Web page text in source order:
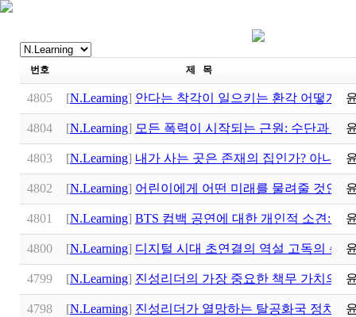
번호 제 목
4805 [N.Learning] 안다는 착각이 일으키는 환각 어떻게
4804 [N.Learning] 모든 폭력이 시작되는 근원: 수단과 목
4803 [N.Learning] 내가 사는 곳은 존재의 집인가? 아니면
4802 [N.Learning] 어린이에게 어떤 미래를 물려줄 것인
4801 [N.Learning] BTS 컴백 공연에 대한 개인적 소견: 꾸
4800 [N.Learning] 디지털 시대 초연결의 역설 고독의 순
4799 [N.Learning] 진성리더의 가장 중요한 책무 가치의
4798 [N.Learning] 진성리더가 열망하는 탈공화국 정치: